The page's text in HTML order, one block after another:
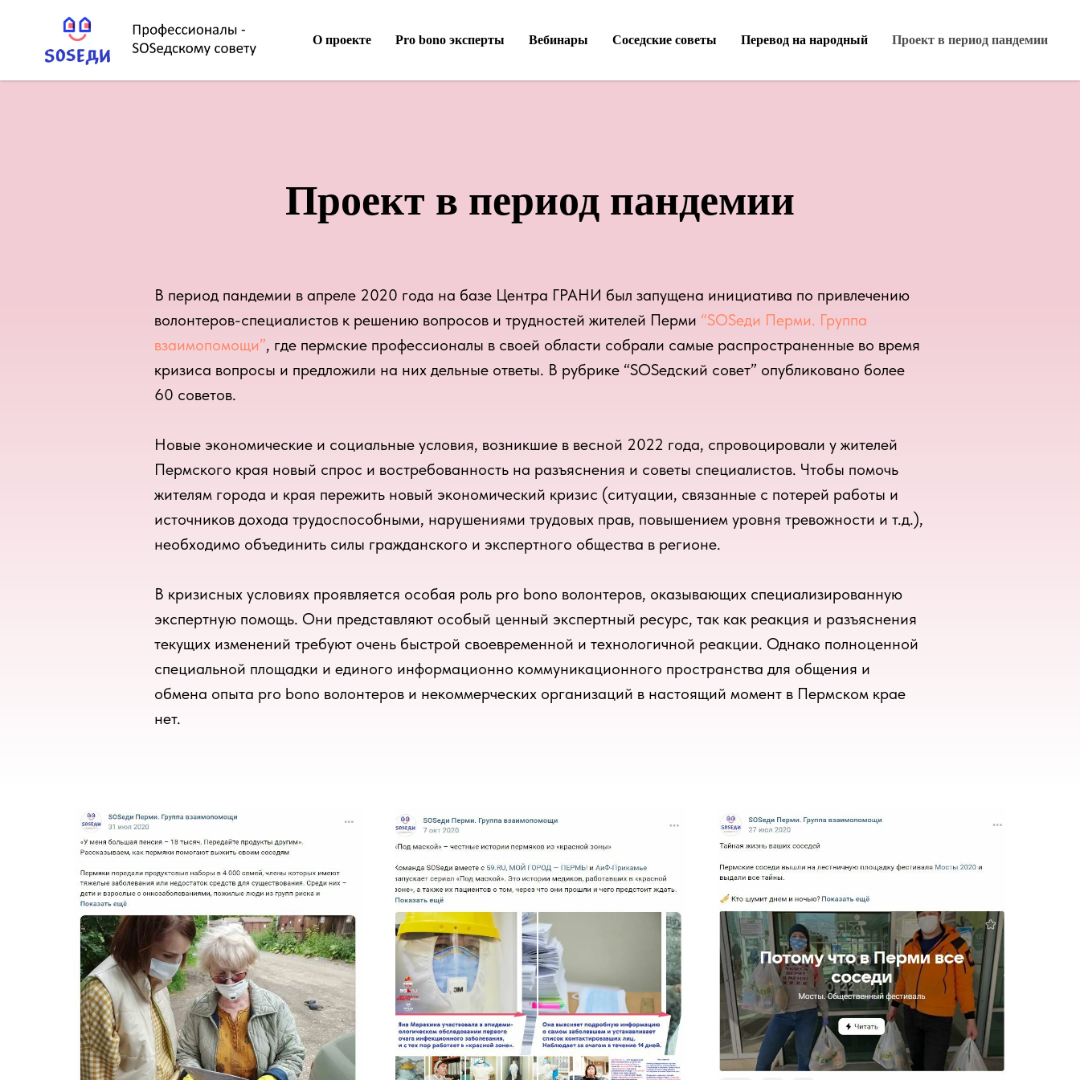
О проекте Pro bono эксперты Вебинары Соседские советы Перевод на народный Проект в период пандемии
Проект в период пандемии
В период пандемии в апреле 2020 года на базе Центра ГРАНИ был запущена инициатива по привлечению
волонтеров-специалистов к решению вопросов и трудностей жителей Перми “SOSeди Перми. Группа
взаимопомощи”, где пермские профессионалы в своей области собрали самые распространенные во время
кризиса вопросы и предложили на них дельные ответы. В рубрике “SOSедский совет” опубликовано более
60 советов.
Новые экономические и социальные условия, возникшие в весной 2022 года, спровоцировали у жителей
Пермского края новый спрос и востребованность на разъяснения и советы специалистов. Чтобы помочь
жителям города и края пережить новый экономический кризис (ситуации, связанные с потерей работы и
источников дохода трудоспособными, нарушениями трудовых прав, повышением уровня тревожности и т.д.),
необходимо объединить силы гражданского и экспертного общества в регионе.
В кризисных условиях проявляется особая роль pro bono волонтеров, оказывающих специализированную
экспертную помощь. Они представляют особый ценный экспертный ресурс, так как реакция и разъяснения
текущих изменений требуют очень быстрой своевременной и технологичной реакции. Однако полноценной
специальной площадки и единого информационно коммуникационного пространства для общения и
обмена опыта pro bono волонтеров и некоммерческих организаций в настоящий момент в Пермском крае
нет.